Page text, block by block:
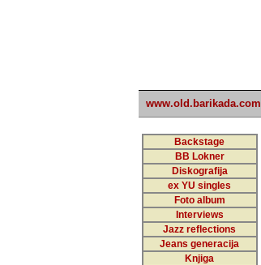
www.old.barikada.com
Backstage
BB Lokner
Diskografija
ex YU singles
Foto album
Interviews
Jazz reflections
Jeans generacija
Knjiga